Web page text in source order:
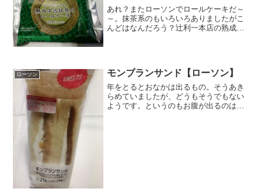
あれ？またローソンでロールケーキだ～
～。抹茶系のもいろいろありましたがこ
んどはなんだろう？辻利一本店の熟成宇
ローソン モンブランサンド【ローソン】
年をとるとおなかは出るもの。そうあき
らめていましたが、どうもそうでもない
ようです。というのもお腹が出るのは腹